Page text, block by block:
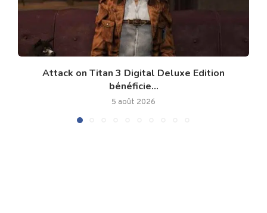
Attack on Titan 3 Digital Deluxe Edition
bénéficie...
5 août 2026